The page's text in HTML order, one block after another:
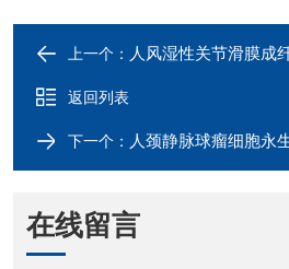
上一个： 人风湿性关节滑膜成
返回列表
下一个： 人颈静脉球瘤细胞永
在线留言